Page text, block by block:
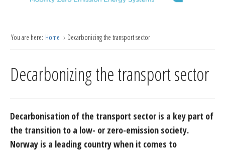
You are here: Home Decarbonizing the transport sector
Decarbonizing the transport sector
Decarbonisation of the transport sector is a key part of
the transition to a low- or zero-emission society.
Norway is a leading country when it comes to